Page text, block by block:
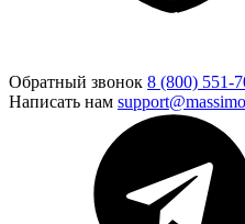
Обратный звонок 8 (800) 551-
Написать нам